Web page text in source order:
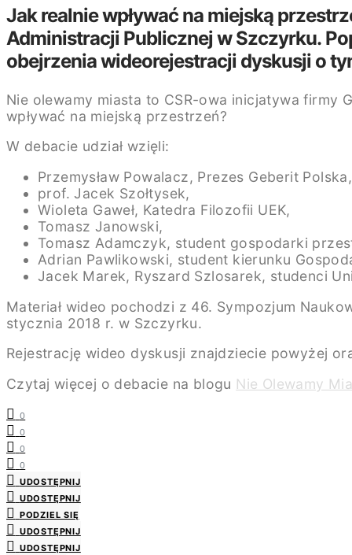
Jak realnie wpływać na miejską
Administracji Publicznej w Szczyrku.
obejrzenia wideorejestracji dyskusji o
Nie olewamy miasta to CSR-owa inicjatywa firmy
wpływać na miejską przestrzeń?
W debacie udział wzięli:
Przemysław Powalacz, Prezes Geberit Polska,
prof. Jacek Szołtysek,
Wioleta Gaweł, Katedra Filozofii UEK,
Tomasz Janowski,
Tomasz Adamczyk, student gospodarki
Adrian Pawlikowski, student kierunku
Jacek Marek, Ryszard Szlosarek, studenci
Materiał wideo pochodzi z 46. Sympozjum
stycznia 2018 r. w Szczyrku.
Rejestrację wideo dyskusji znajdziecie powyżej
Czytaj więcej o debacie na blogu Nie Olewamy
0
0
0
0
UDOSTĘPNIJ
UDOSTĘPNIJ
PODZIEL SIĘ
UDOSTĘPNIJ
UDOSTĘPNIJ